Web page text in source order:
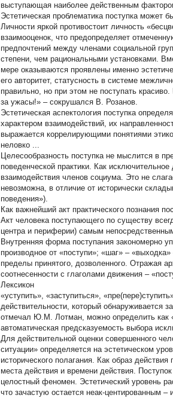
выступающая наиболее действенным
Эстетическая проблематика поступка может
Личности яркой противостоит личность
взаимооценок, что предопределяет
предпочтений между членами социальной
степени, чем рациональными установками.
мере оказываются проявлены именно
его авторитет, статусность в системе
правильно, но при этом не поступать
за ужасы!» – сокрушался В. Розанов.
Эстетическая аспектология поступка
характером взаимодействий, их
выражается коррелирующими понятиями
неловко ...
Целесообразность поступка не мыслится в
поведенческой практики. Как исключительное
взаимодействия членов социума. Это не
невозможна, в отличие от исторически
поведения»).
Как важнейший акт практического познания
Акт человека поступающего по существу
центра и периферии) самым
Внутренняя форма поступания закономерно
производное от «поступи»; «шаг» –
пределы принятого, дозволенного. Отражая
соотнесенности с глаголами движения –
Лексикон
«уступить», «заступиться»,
действительности, который обнаруживается
отмечал Ю.М. Лотман, можно определить как
автоматическая предсказуемость выбора
Для действительной оценки совершенного
ситуации» определяется на эстетическом
исторического полагания. Как образ
места действия и времени действия.
целостный феномен. Эстетический уровень
что зачастую остается неак-центированным